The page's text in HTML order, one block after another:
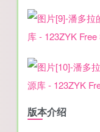
版本介绍